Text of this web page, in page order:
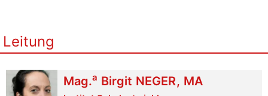
Leitung
Mag.a Birgit NEGER, MA